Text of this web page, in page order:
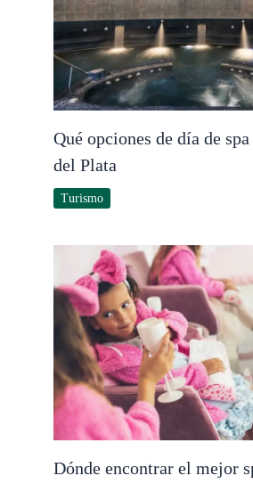
Qué opciones de día de
del Plata
Turismo
Dónde encontrar el mejor